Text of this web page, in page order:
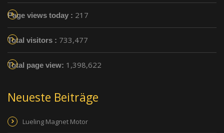
Page views today : 217
Total visitors : 733,477
Total page view: 1,398,622
Neueste Beiträge
Lueling Magnet Motor